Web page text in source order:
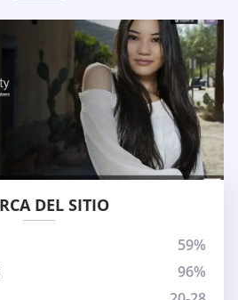
DEL SITIO
59%
96%